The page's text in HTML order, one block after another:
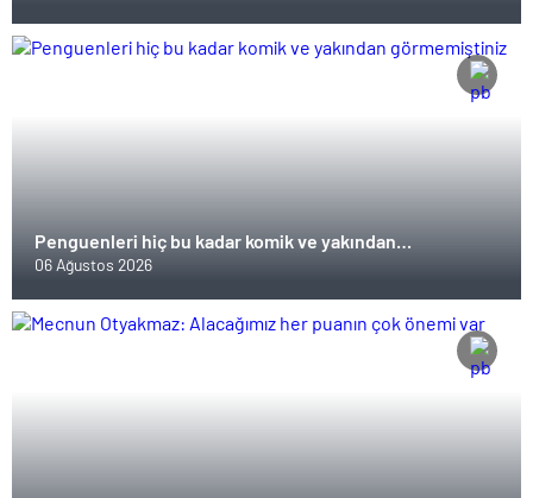
Penguenleri hiç bu kadar komik ve yakından
görmemiştiniz
06 Ağustos 2026